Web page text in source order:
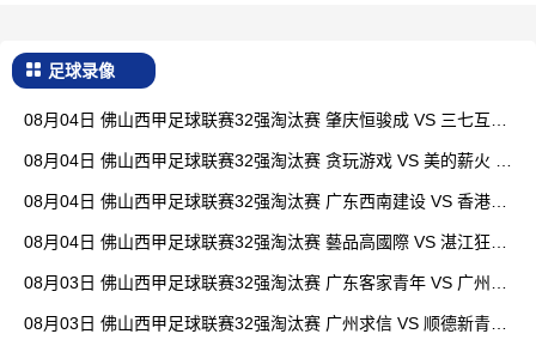
足球录像
08月04日 佛山西甲足球联赛32强淘汰赛 肇庆恒骏成 VS 三七互娱
08月04日 佛山西甲足球联赛32强淘汰赛 贪玩游戏 VS 美的薪火 全
08月04日 佛山西甲足球联赛32强淘汰赛 广东西南建设 VS 香港圣
08月04日 佛山西甲足球联赛32强淘汰赛 藝品高國際 VS 湛江狂狼
08月03日 佛山西甲足球联赛32强淘汰赛 广东客家青年 VS 广州英
08月03日 佛山西甲足球联赛32强淘汰赛 广州求信 VS 顺德新青年